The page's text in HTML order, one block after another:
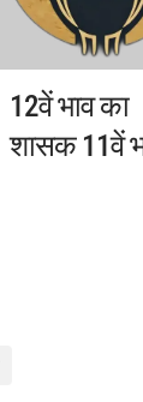
12वें भाव का
शासक 11वें